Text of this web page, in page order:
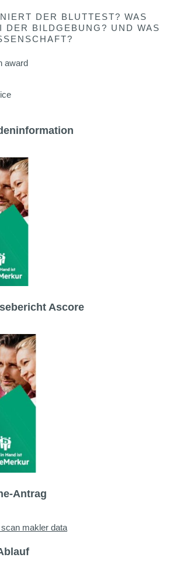
DER BLUTTEST? WAS
DER BILDGEBUNG? UND WAS
Ascore
Antrag